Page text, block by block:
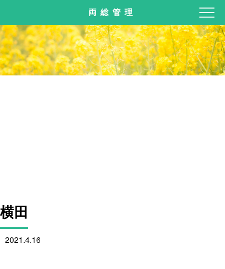
両総管理
横田
2021.4.16